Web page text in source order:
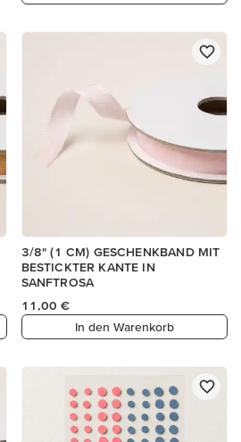
3/8" (1 CM) GESCHENKBAND MIT
BESTICKTER KANTE IN
SANFTROSA
11,00 €
In den Warenkorb